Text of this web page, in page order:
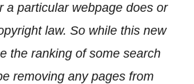
a particular webpage does or
law. So while this new
the ranking of some search
removing any pages from